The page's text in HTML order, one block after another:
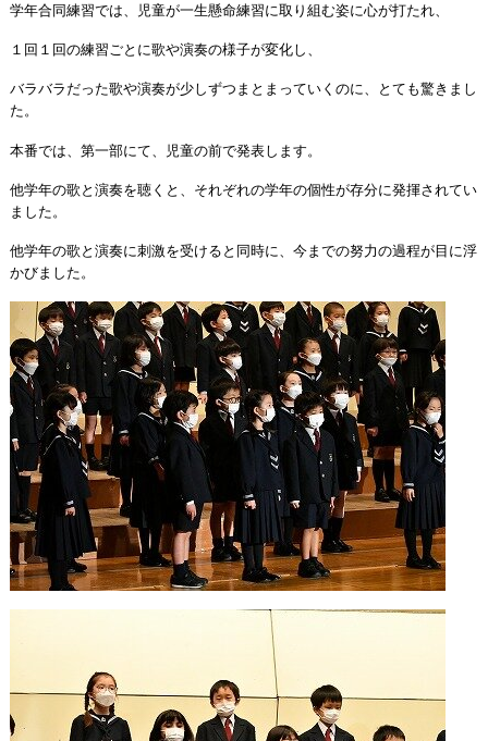
学年合同練習では、児童が一生懸命練習に取り組む姿に心が打たれ、
１回１回の練習ごとに歌や演奏の様子が変化し、
バラバラだった歌や演奏が少しずつまとまっていくのに、とても驚きまし
た。
本番では、第一部にて、児童の前で発表します。
他学年の歌と演奏を聴くと、それぞれの学年の個性が存分に発揮されてい
ました。
他学年の歌と演奏に刺激を受けると同時に、今までの努力の過程が目に浮
かびました。